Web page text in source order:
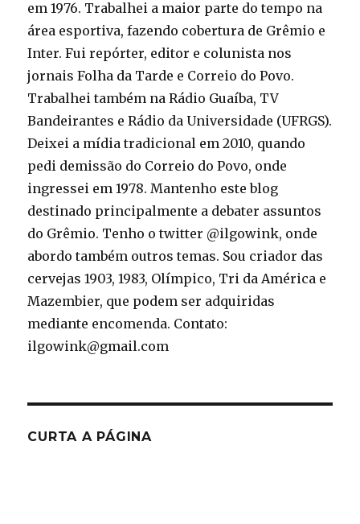
em 1976. Trabalhei a maior parte do tempo na
área esportiva, fazendo cobertura de Grêmio e
Inter. Fui repórter, editor e colunista nos
jornais Folha da Tarde e Correio do Povo.
Trabalhei também na Rádio Guaíba, TV
Bandeirantes e Rádio da Universidade (UFRGS).
Deixei a mídia tradicional em 2010, quando
pedi demissão do Correio do Povo, onde
ingressei em 1978. Mantenho este blog
destinado principalmente a debater assuntos
do Grêmio. Tenho o twitter @ilgowink, onde
abordo também outros temas. Sou criador das
cervejas 1903, 1983, Olímpico, Tri da América e
Mazembier, que podem ser adquiridas
mediante encomenda. Contato:
ilgowink@gmail.com
CURTA A PÁGINA